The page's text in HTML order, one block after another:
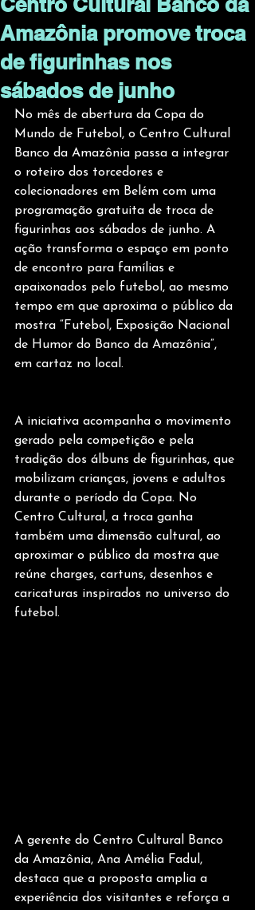
Amazônia promove troca
de figurinhas nos
sábados de junho
No mês de abertura da Copa do
Mundo de Futebol, o Centro Cultural
Banco da Amazônia passa a integrar
o roteiro dos torcedores e
colecionadores em Belém com uma
programação gratuita de troca de
figurinhas aos sábados de junho. A
ação transforma o espaço em ponto
de encontro para famílias e
apaixonados pelo futebol, ao mesmo
tempo em que aproxima o público da
mostra “Futebol, Exposição Nacional
de Humor do Banco da Amazônia”,
em cartaz no local.
A iniciativa acompanha o movimento
gerado pela competição e pela
tradição dos álbuns de figurinhas, que
mobilizam crianças, jovens e adultos
durante o período da Copa. No
Centro Cultural, a troca ganha
também uma dimensão cultural, ao
aproximar o público da mostra que
reúne charges, cartuns, desenhos e
caricaturas inspirados no universo do
futebol.
A gerente do Centro Cultural Banco
da Amazônia, Ana Amélia Fadul,
destaca que a proposta amplia a
experiência dos visitantes e reforça a